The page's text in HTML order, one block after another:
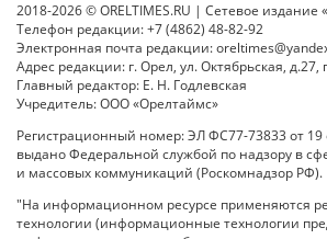
2018-2026 © ORELTIMES.RU | Сетевое издание
Телефон редакции: +7 (4862) 48-82-92
Электронная почта редакции:
Адрес редакции: г. Орел, ул. Октябрьская, д.27,
Главный редактор: Е. Н. Годлевская
Учредитель: ООО «Орелтаймс»
Регистрационный номер: ЭЛ ФС77-73833 от 19
выдано Федеральной службой по надзору в
и массовых коммуникаций (Роскомнадзор РФ).
"На информационном ресурсе применяются
технологии (информационные технологии